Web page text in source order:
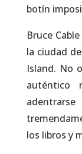
botín
Bruce
la ciudad
Island. No
auténtico
los libros y